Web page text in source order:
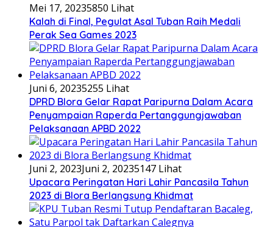
Mei 17, 20235850 Lihat
Kalah di Final, Pegulat Asal Tuban Raih Medali
Perak Sea Games 2023
Juni 6, 20235255 Lihat
DPRD Blora Gelar Rapat Paripurna Dalam Acara
Penyampaian Raperda Pertanggungjawaban
Pelaksanaan APBD 2022
Juni 2, 2023Juni 2, 20235147 Lihat
Upacara Peringatan Hari Lahir Pancasila Tahun
2023 di Blora Berlangsung Khidmat